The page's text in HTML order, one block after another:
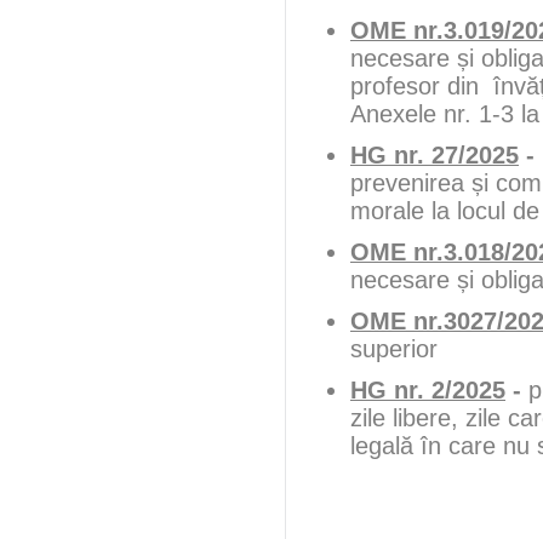
OME nr.3.019/
necesare și
profesor din
Anexele nr. 1-3
HG nr. 27/2025 -
prevenirea și
morale la locul
OME nr.3.018/
necesare și
OME nr.3027/
superior
HG nr. 2/2025 -
zile libere, zile
legală în care nu